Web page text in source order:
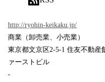
http://ryohin-keikaku.jp/
商業（卸売業、小売業）
東京都文京区2-5-1 住友不動産
ァーストビル
-